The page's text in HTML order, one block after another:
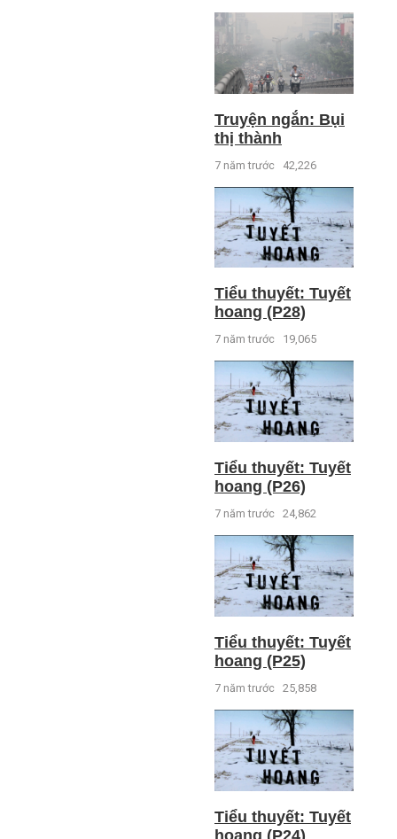
Truyện ngắn: Bụi
thị thành
7 năm trước 42,226
Tiểu thuyết: Tuyết
hoang (P28)
7 năm trước 19,065
Tiểu thuyết: Tuyết
hoang (P26)
7 năm trước 24,862
Tiểu thuyết: Tuyết
hoang (P25)
7 năm trước 25,858
Tiểu thuyết: Tuyết